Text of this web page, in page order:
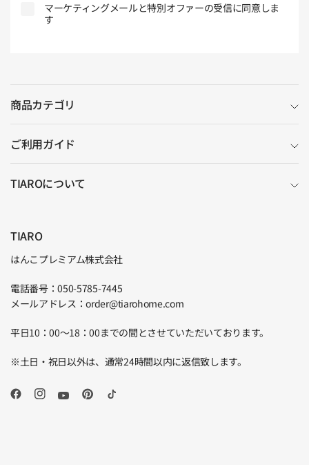
マーケティングメールと特別オファーの受信に同意しま
す
商品カテゴリ
ご利用ガイド
TIAROについて
TIARO
はんこプレミアム株式会社
電話番号：050-5785-7445
メールアドレス：order@tiarohome.com
平日10：00～18：00までの間とさせていただいております。
※土日・祝日以外は、通常24時間以内に返信致します。